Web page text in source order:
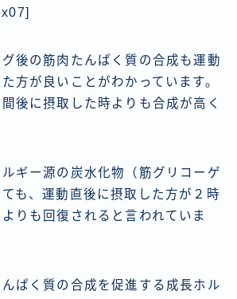
後の筋肉たんぱく質の合成も運動
方が良いことがわかっています。
間後に摂取した時よりも合成が高く
ギー源の炭水化物（筋グリコーゲ
も、運動直後に摂取した方が２時
りも回復されると言われていま
ぱく質の合成を促進する成長ホル